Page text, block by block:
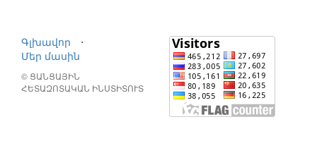
Գլխավոր
⋅
Մեր մասին
© ՑԱՆՑԱՅԻՆ
ՀԵՏԱԶՈՏԱԿԱՆ ԻՆՍՏԻՏՈՒՏ